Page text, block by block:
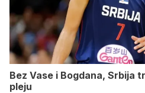
Bez Vase i Bogdana, Srbija
pleju